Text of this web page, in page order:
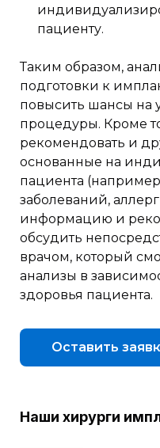
пациенту.
Таким образом,
подготовки к
повысить шансы на
процедуры. Кроме
рекомендовать и
основанные на
пациента
заболеваний,
информацию и
обсудить
врачом, который
анализы в
здоровья пациента.
Оставить
Наши хирурги